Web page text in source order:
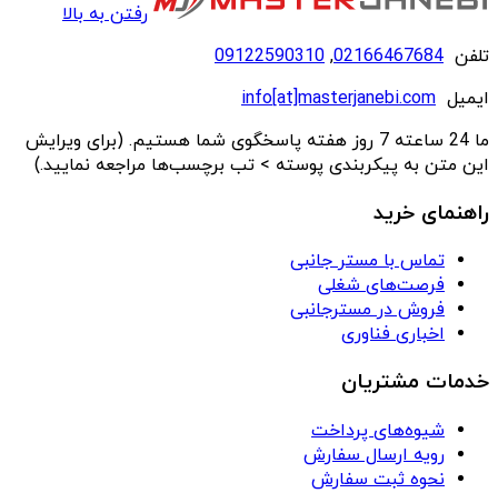
رفتن به بالا
تلفن 02166467684
,
09122590310
ایمیل info[at]masterjanebi.com
ما 24 ساعته 7 روز هفته پاسخگوی شما هستیم. (برای ویرایش
این متن به پیکربندی پوسته > تب برچسب‌ها مراجعه نمایید.)
راهنمای خرید
تماس با مستر جانبی
فرصت‌های شغلی
فروش در مسترجانبی
اخباری فناوری
خدمات مشتریان
شیوه‌های پرداخت
رویه ارسال سفارش
نحوه ثبت سفارش